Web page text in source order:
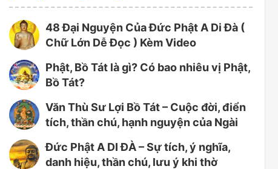
48 Đại Nguyện Của Đức Phật A Di Đà (
Chữ Lớn Dễ Đọc ) Kèm Video
Phật, Bồ Tát là gì? Có bao nhiêu vị Phật,
Bồ Tát?
Văn Thù Sư Lợi Bồ Tát – Cuộc đời, điển
tích, thần chú, hạnh nguyện của Ngài
Đức Phật A DI ĐÀ – Sự tích, ý nghĩa,
danh hiệu, thần chú, lưu ý khi thờ